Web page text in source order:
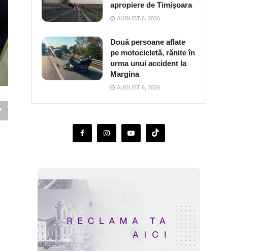
apropiere de Timişoara
AUGUST 6, 2026
Două persoane aflate
pe motocicletă, rănite în
urma unui accident la
Margina
AUGUST 6, 2026